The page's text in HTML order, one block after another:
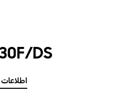
DS
اطلاعات